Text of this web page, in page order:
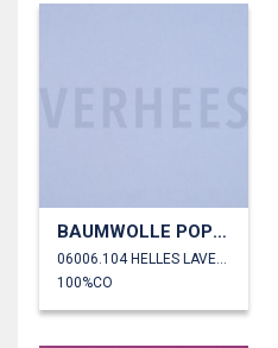
BAUMWOLLE POPELINE
100%CO